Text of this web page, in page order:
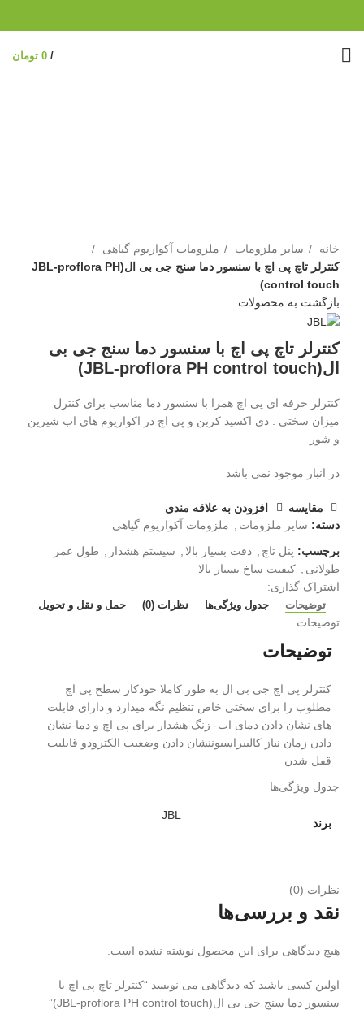
/
0 تومان
خانه
سایر ملزومات
ملزومات آکواریوم گیاهی
کنترلر تاچ پی اچ با سنسور دما سنج جی بی ال(JBL-proflora PH
control touch)
بازگشت به محصولات
کنترلر تاچ پی اچ با سنسور دما سنج جی بی
ال(JBL-proflora PH control touch)
کنترلر حرفه ای پی اچ همرا با سنسور دما مناسب برای کنترل
میزان سختی . دی اکسید کربن و پی اچ در اکواریوم های اب شیرین
و شور
در انبار موجود نمی باشد
مقايسه
افزودن به علاقه مندی
دسته: سایر ملزومات
ملزومات آکواریوم گیاهی
برچسب: پنل تاچ دقت بسیار بالا سیستم هشدار
طول عمر
طولانی
کیفیت ساخ بسیار بالا
اشتراک گذاری:
توضیحات جدول ویژگی‌ها نظرات (0) حمل و نقل و تحویل
توضیحات
توضیحات
کنترلر پی اچ جی بی ال به طور کاملا خودکار سطح پی اچ
مطلوب را برای سختی خاص تنظیم نگه میدارد و دارای قابلت
های نشان دادن دمای اب- زنگ هشدار برای پی اچ و دما-نشان
دادن زمان نیاز کالیبراسیوننشان دادن وضعیت الکترودو قابلیت
قفل شدن
جدول ویژگی‌ها
برند
JBL
نظرات (0)
نقد و بررسی‌ها
هیچ دیدگاهی برای این محصول نوشته نشده است.
اولین کسی باشید که دیدگاهی می نویسد “کنترلر تاچ پی اچ با
سنسور دما سنج جی بی ال(JBL-proflora PH control touch)”